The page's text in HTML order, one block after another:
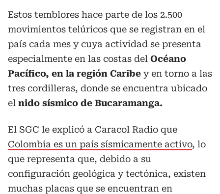
Estos temblores hace parte de los 2.500
movimientos telúricos que se registran en el
país cada mes y cuya actividad se presenta
especialmente en las costas del Océano
Pacífico, en la región Caribe y en torno a las
tres cordilleras, donde se encuentra ubicado
el nido sísmico de Bucaramanga.
El SGC le explicó a Caracol Radio que
Colombia es un país sísmicamente activo, lo
que representa que, debido a su
configuración geológica y tectónica, existen
muchas placas que se encuentran en